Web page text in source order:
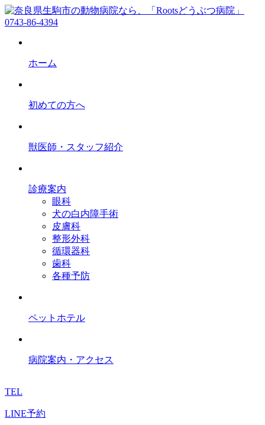
0743-86-4394
ホーム
初めての方へ
獣医師・スタッフ紹介
診療案内
眼科
犬の白内障手術
皮膚科
整形外科
循環器科
歯科
各種予防
ペットホテル
病院案内・アクセス
TEL
LINE予約